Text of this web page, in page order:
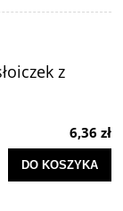
z
6,36 zł
DO KOSZYKA